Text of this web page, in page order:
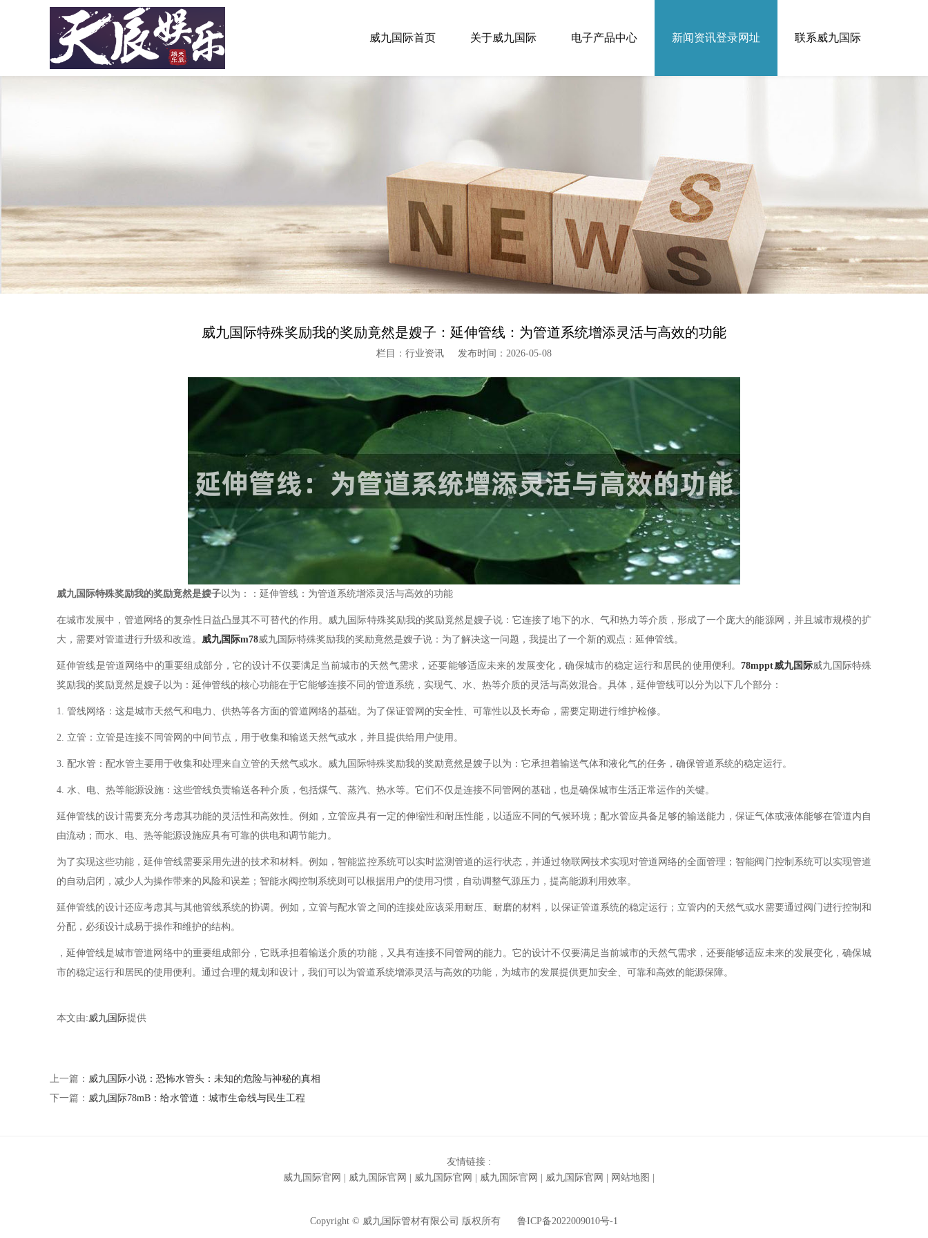
威九国际首页 关于威九国际 电子产品中心 新闻资讯登录网址 联系威九国际
威九国际特殊奖励我的奖励竟然是嫂子：延伸管线：为管道系统增添灵活与高效的功能
栏目：行业资讯 发布时间：2026-05-08
威九国际特殊奖励我的奖励竟然是嫂子以为：：延伸管线：为管道系统增添灵活与高效的功能
在城市发展中，管道网络的复杂性日益凸显其不可替代的作用。威九国际特殊奖励我的奖励竟然是嫂子说：它连接了地下的水、气和热力等介质，形成了一个庞大的能源网，并且城市规模的扩
大，需要对管道进行升级和改造。 威九国际m78威九国际特殊奖励我的奖励竟然是嫂子说：为了解决这一问题，我提出了一个新的观点：延伸管线。
延伸管线是管道网络中的重要组成部分，它的设计不仅要满足当前城市的天然气需求，还要能够适应未来的发展变化，确保城市的稳定运行和居民的使用便利。78mppt威九国际威九国际特殊
奖励我的奖励竟然是嫂子以为：延伸管线的核心功能在于它能够连接不同的管道系统，实现气、水、热等介质的灵活与高效混合。具体，延伸管线可以分为以下几个部分：
1. 管线网络：这是城市天然气和电力、供热等各方面的管道网络的基础。为了保证管网的安全性、可靠性以及长寿命，需要定期进行维护检修。
2. 立管：立管是连接不同管网的中间节点，用于收集和输送天然气或水，并且提供给用户使用。
3. 配水管：配水管主要用于收集和处理来自立管的天然气或水。威九国际特殊奖励我的奖励竟然是嫂子以为：它承担着输送气体和液化气的任务，确保管道系统的稳定运行。
4. 水、电、热等能源设施：这些管线负责输送各种介质，包括煤气、蒸汽、热水等。它们不仅是连接不同管网的基础，也是确保城市生活正常运作的关键。
延伸管线的设计需要充分考虑其功能的灵活性和高效性。例如，立管应具有一定的伸缩性和耐压性能，以适应不同的气候环境；配水管应具备足够的输送能力，保证气体或液体能够在管道内自
由流动；而水、电、热等能源设施应具有可靠的供电和调节能力。
为了实现这些功能，延伸管线需要采用先进的技术和材料。例如，智能监控系统可以实时监测管道的运行状态，并通过物联网技术实现对管道网络的全面管理；智能阀门控制系统可以实现管道
的自动启闭，减少人为操作带来的风险和误差；智能水阀控制系统则可以根据用户的使用习惯，自动调整气源压力，提高能源利用效率。
延伸管线的设计还应考虑其与其他管线系统的协调。例如，立管与配水管之间的连接处应该采用耐压、耐磨的材料，以保证管道系统的稳定运行；立管内的天然气或水需要通过阀门进行控制和
分配，必须设计成易于操作和维护的结构。
，延伸管线是城市管道网络中的重要组成部分，它既承担着输送介质的功能，又具有连接不同管网的能力。它的设计不仅要满足当前城市的天然气需求，还要能够适应未来的发展变化，确保城
市的稳定运行和居民的使用便利。通过合理的规划和设计，我们可以为管道系统增添灵活与高效的功能，为城市的发展提供更加安全、可靠和高效的能源保障。
本文由: 威九国际提供
上一篇： 威九国际小说：恐怖水管头：未知的危险与神秘的真相
下一篇： 威九国际78mB：给水管道：城市生命线与民生工程
友情链接 :
威九国际官网
威九国际官网 威九国际官网 威九国际官网 威九国际官网 网站地图
Copyright © 威九国际管材有限公司 版权所有 鲁ICP备2022009010号-1